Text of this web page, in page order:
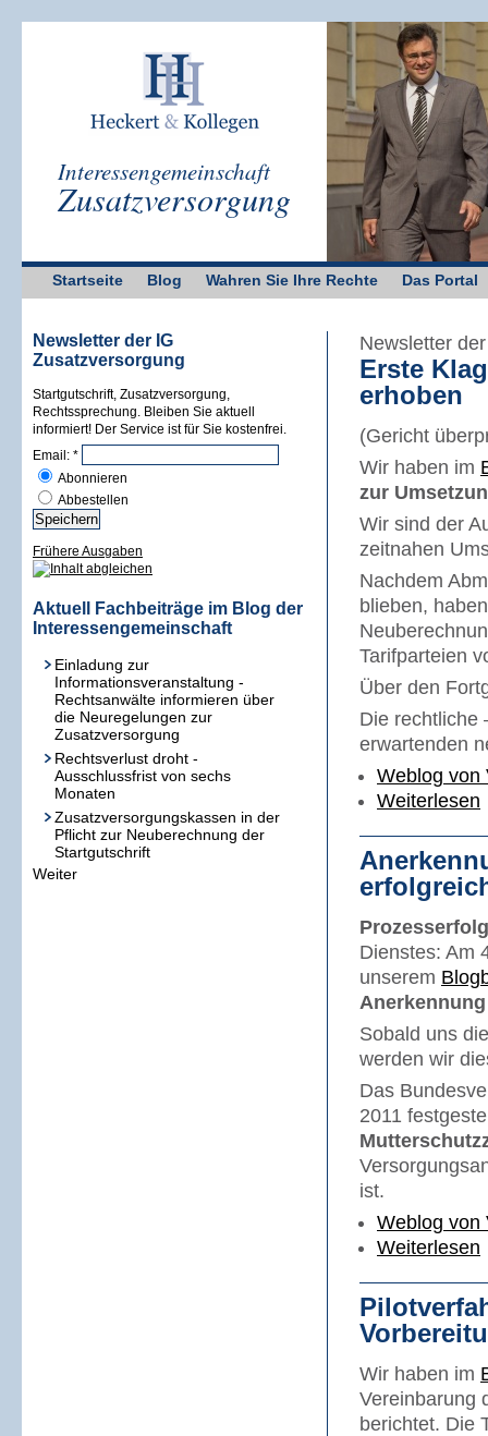
Interessengemeinschaft
Zusatzversorgung
Startseite Blog Wahren Sie Ihre Rechte Das Portal
Newsletter der IG
Zusatzversorgung
Startgutschrift, Zusatzversorgung,
Rechtssprechung. Bleiben Sie aktuell
informiert! Der Service ist für Sie kostenfrei.
Email: *
Abonnieren
Abbestellen
Frühere Ausgaben
Aktuell Fachbeiträge im Blog der
Interessengemeinschaft
Einladung zur
Informationsveranstaltung -
Rechtsanwälte informieren über
die Neuregelungen zur
Zusatzversorgung
Rechtsverlust droht -
Ausschlussfrist von sechs
Monaten
Zusatzversorgungskassen in der
Pflicht zur Neuberechnung der
Startgutschrift
Weiter
Newsletter
Erste
erhoben
(Gericht
Wir haben im
zur
Wir sind der
zeitnahen
Nachdem
blieben,
Tarifparteien
Über den
Die rechtliche
erwartenden
Weblog von
Weiterlesen
Prozesserfolg
Dienstes: Am
unserem
Sobald uns
werden wir
Das
2011
ist.
Weblog von
Weiterlesen
Wir haben im
Vereinbarung
berichtet. Die